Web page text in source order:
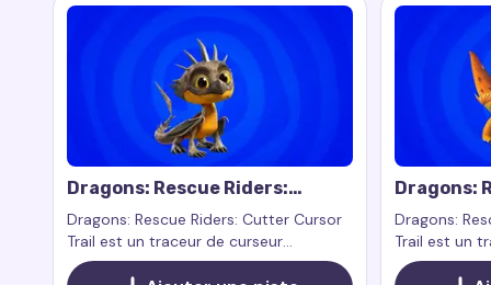
Dragons: Rescue Riders:
Cutter Cursor Trail
Dragons: Rescue Riders: Cutter Cursor
Trail est un traceur de curseur
personnalisé inspiré par le personnage
Dragons:
Zeppla
Dragons:
Trail est un